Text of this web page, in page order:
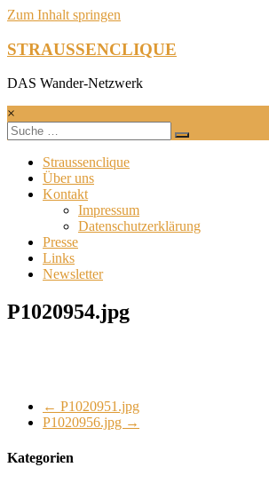
Zum Inhalt springen
STRAUSSENCLIQUE
DAS Wander-Netzwerk
×
Straussenclique
Über uns
Kontakt
Impressum
Datenschutzerklärung
Presse
Links
Newsletter
P1020954.jpg
← P1020951.jpg
P1020956.jpg →
Kategorien